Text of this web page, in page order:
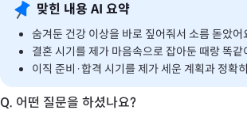
맞힌 내용 AI 요약
숨겨둔 건강 이상을 바로 짚어줘서 소름 돋았어
결혼 시기를 제가 마음속으로 잡아둔 때랑 똑같
이직 준비·합격 시기를 제가 세운 계획과 정확